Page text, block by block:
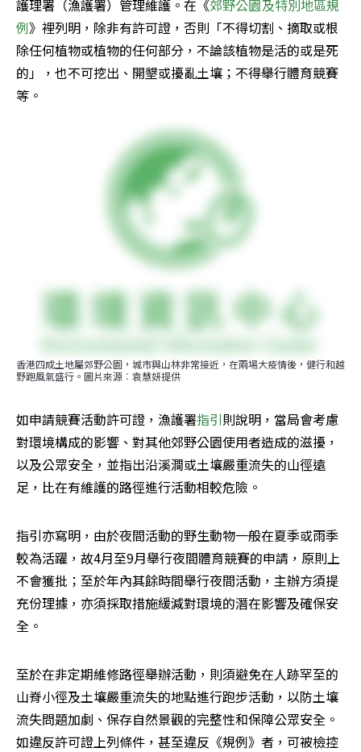
護理署（漁護署）管理維護。在《郊野公園及特別地區規
例》裡列明，除非有許可證，否則「不得切割、摘取或根
除任何植物或植物的任何部分，不論該植物是活的或是死
的」，也不可挖出、開墾或擾亂土壤；不得舉行體育競賽
等。
香港四成土地屬郊野公園，城市與山林非常接近，在兩場大疫情後，健行和越
野跑風氣盛行。圖片來源︰袁慧妍提供
如申請競賽活動許可證，漁護署指引則說明，當局會考慮
對環境構成的影響、對其他郊野公園使用者造成的滋擾，
以及公眾安全，並指出沿溪澗或土壤嚴重流失的山徑遠
足，比在有維護的路徑進行活動相較危險。
指引亦寫明，由於夜間活動的野生動物一般在夏季或雨季
較為活躍，故4月至9月舉行夜間體育競賽的申請，原則上
不會獲批；至於年內其餘時間舉行夜間活動，主辦方須提
充份理據，亦須採取措施緩減對環境的潛在影響及確保安
全。
至於在非定期維修路徑舉辦活動，則須避免在人跡罕至的
山脊小徑及土壤嚴重流失的地點進行跑步活動，以防土壤
流失問題加劇、保存自然景觀的完整性和保障公眾安全。
如違反許可證上列條件，甚至違反《規例》者，可被檢控